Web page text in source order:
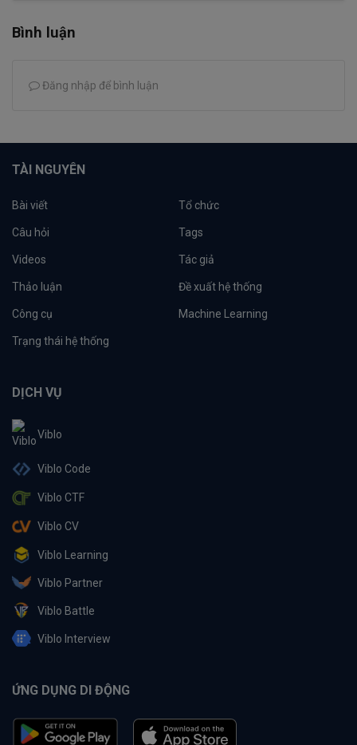
Bình luận
Đăng nhập để bình luận
TÀI NGUYÊN
Bài viết Tổ chức
Câu hỏi Tags
Videos Tác giả
Thảo luận Đề xuất hệ thống
Công cụ Machine Learning
Trạng thái hệ thống
DỊCH VỤ
Viblo
Viblo Code
Viblo CTF
Viblo CV
Viblo Learning
Viblo Partner
Viblo Battle
Viblo Interview
ỨNG DỤNG DI ĐỘNG